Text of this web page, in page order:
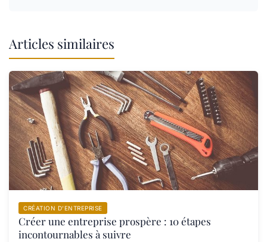
Articles similaires
CRÉATION D’ENTREPRISE
Créer une entreprise prospère : 10 étapes
incontournables à suivre